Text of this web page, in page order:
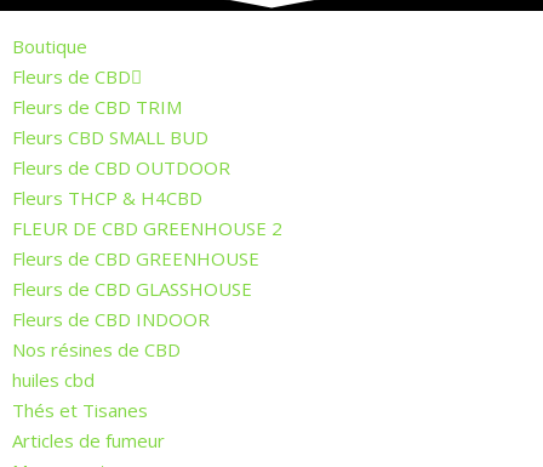
Boutique
Fleurs de CBD
Fleurs de CBD TRIM
Fleurs CBD SMALL BUD
Fleurs de CBD OUTDOOR
Fleurs THCP & H4CBD
FLEUR DE CBD GREENHOUSE 2
Fleurs de CBD GREENHOUSE
Fleurs de CBD GLASSHOUSE
Fleurs de CBD INDOOR
Nos résines de CBD
huiles cbd
Thés et Tisanes
Articles de fumeur